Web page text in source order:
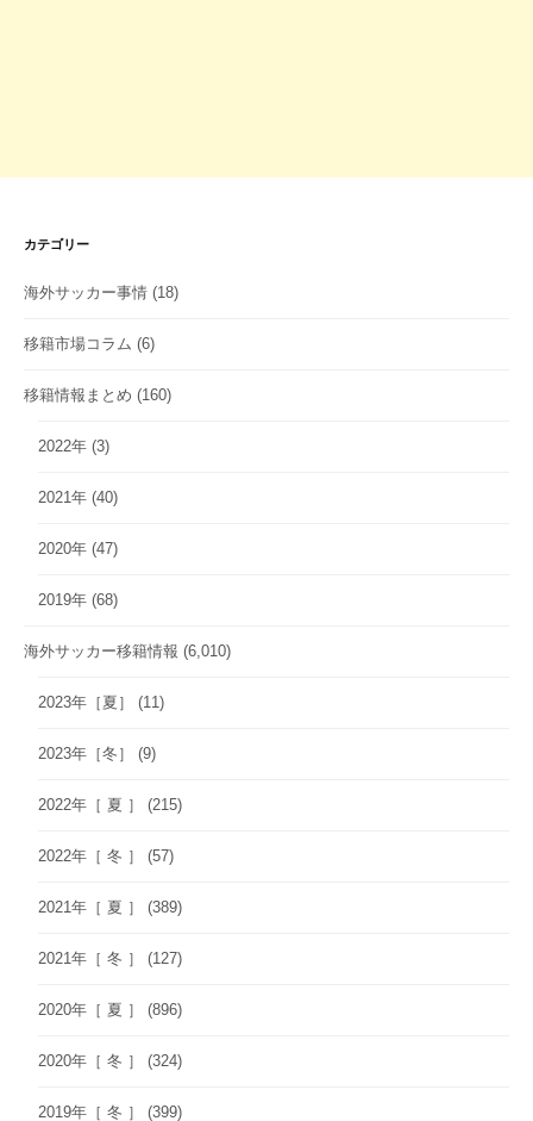
カテゴリー
海外サッカー事情 (18)
移籍市場コラム (6)
移籍情報まとめ (160)
2022年 (3)
2021年 (40)
2020年 (47)
2019年 (68)
海外サッカー移籍情報 (6,010)
2023年［夏］ (11)
2023年［冬］ (9)
2022年［ 夏 ］ (215)
2022年［ 冬 ］ (57)
2021年［ 夏 ］ (389)
2021年［ 冬 ］ (127)
2020年［ 夏 ］ (896)
2020年［ 冬 ］ (324)
2019年［ 冬 ］ (399)